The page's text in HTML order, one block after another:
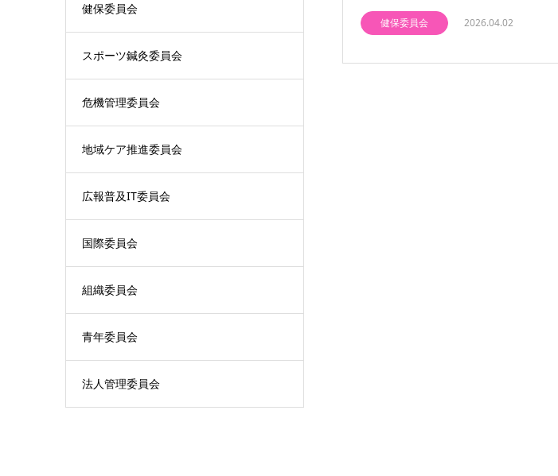
健保委員会
スポーツ鍼灸委員会
危機管理委員会
地域ケア推進委員会
広報普及IT委員会
国際委員会
組織委員会
青年委員会
法人管理委員会
健保委員会 2026.04.02